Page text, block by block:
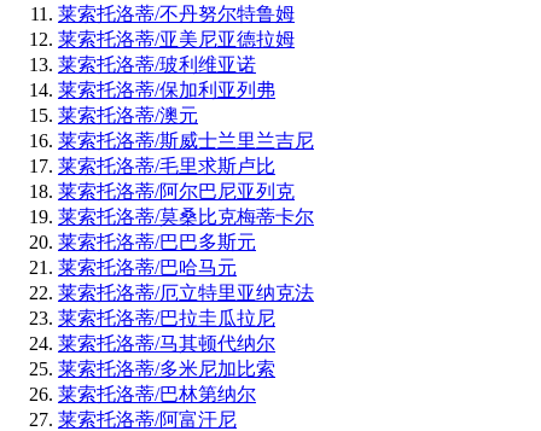
莱索托洛蒂/不丹努尔特鲁姆
莱索托洛蒂/亚美尼亚德拉姆
莱索托洛蒂/玻利维亚诺
莱索托洛蒂/保加利亚列弗
莱索托洛蒂/澳元
莱索托洛蒂/斯威士兰里兰吉尼
莱索托洛蒂/毛里求斯卢比
莱索托洛蒂/阿尔巴尼亚列克
莱索托洛蒂/莫桑比克梅蒂卡尔
莱索托洛蒂/巴巴多斯元
莱索托洛蒂/巴哈马元
莱索托洛蒂/厄立特里亚纳克法
莱索托洛蒂/巴拉圭瓜拉尼
莱索托洛蒂/马其顿代纳尔
莱索托洛蒂/多米尼加比索
莱索托洛蒂/巴林第纳尔
莱索托洛蒂/阿富汗尼